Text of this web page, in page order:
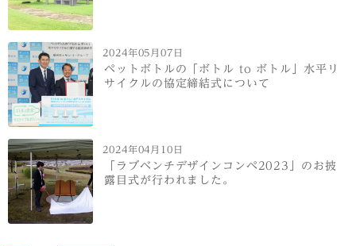
2024年05月07日
ペットボトルの「ボトル to ボトル」水平リ
サイクルの協定締結式について
2024年04月10日
「ラブベンチデザインコンペ2023」のお披
露目式が行われました。